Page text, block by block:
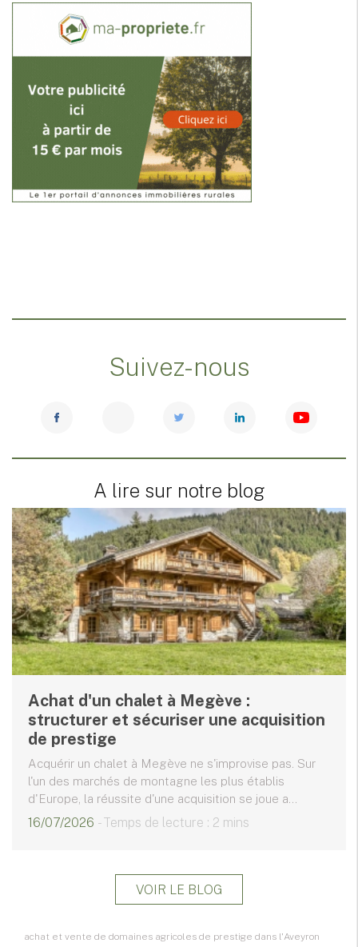
Suivez-nous
A lire sur notre blog
Achat d'un chalet à Megève :
structurer et sécuriser une acquisition
de prestige
Acquérir un chalet à Megève ne s'improvise pas. Sur
l'un des marchés de montagne les plus établis
d'Europe, la réussite d'une acquisition se joue a...
16/07/2026 - Temps de lecture : 2 mins
VOIR LE BLOG
achat et vente de domaines agricoles de prestige dans l'Aveyron